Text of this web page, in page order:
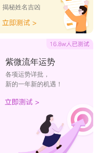
方不能一直给他新鲜
始在外寻觅更好的让
，这样的射手如果能
专一，但是他们很多
年纪的时候才会遇见
总裁的化身，他们是
座，他们无论在哪个
揭秘姓名吉凶
紫微流年运势
各项运势详批，
新的一年新的机遇！